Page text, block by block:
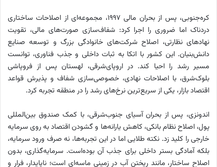
کره‌‌‌‌‌جنوبی، پس از بحران مالی ۱۹۹۷، مجموعه‌‌‌‌‌ای از اصلاحات ساختاری
دردناک اما ضروری را اجرا کرد: شفاف‌سازی صورت‌های مالی، تقویت
نهادهای نظارتی، اصلاح شرکت‌های خانوادگی بزرگ و توسعه صنایع
دانش‌بنیان. این کشور با اتکا به ثبات داخلی و جذب فناوری، توانست
مسیر رشد را احیا کند. در اروپای‌شرقی، لهستان پس از فروپاشی
بلوک‌شرق، با اصلاحات نهادی، خصوصی‌‌‌‌‌سازی شفاف و پذیرش قواعد
اقتصاد بازار، یکی از سریع‌ترین نرخ‌های رشد را در منطقه تجربه کرد.
اندونزی، پس از بحران آسیای جنوب‌‌‌‌‌شرقی، با کمک صندوق بین‌المللی
پول، اصلاح نظام بانکی، کاهش یارانه‌‌‌‌‌ها و گشودن اقتصاد به روی سرمایه
خارجی را کلید زد. نکته طلایی اما در این تجربه‌‌‌‌‌ها، نه صرف ورود سرمایه،
بلکه آمادگی بستر داخلی برای جذب آن بوده‌است. سرمایه‌گذاری، بدون
اصلاح ساختار، مانند ریختن آب در زمینی ماسه‌‌‌‌‌ای است؛ ناپایدار، فرار و